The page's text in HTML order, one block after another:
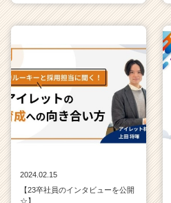
2024.02.15
【23卒社員のインタビューを公開
☆】